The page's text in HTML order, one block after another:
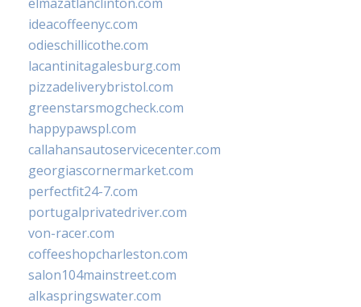
ideacoffeenyc.com
odieschillicothe.com
lacantinitagalesburg.com
pizzadeliverybristol.com
greenstarsmogcheck.com
happypawspl.com
callahansautoservicecenter.com
georgiascornermarket.com
perfectfit24-7.com
portugalprivatedriver.com
von-racer.com
coffeeshopcharleston.com
salon104mainstreet.com
alkaspringswater.com